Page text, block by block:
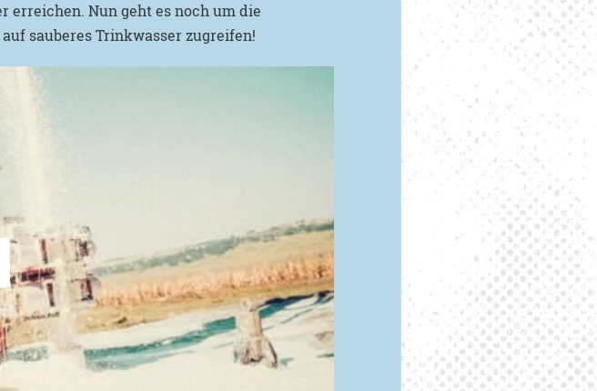
erreichen. Nun geht es noch um die
sauberes Trinkwasser zugreifen!